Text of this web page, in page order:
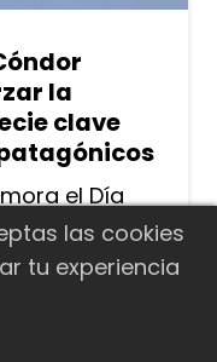
la
clave
el Día
una
sobre la
de las
de
las cookies
tu experiencia